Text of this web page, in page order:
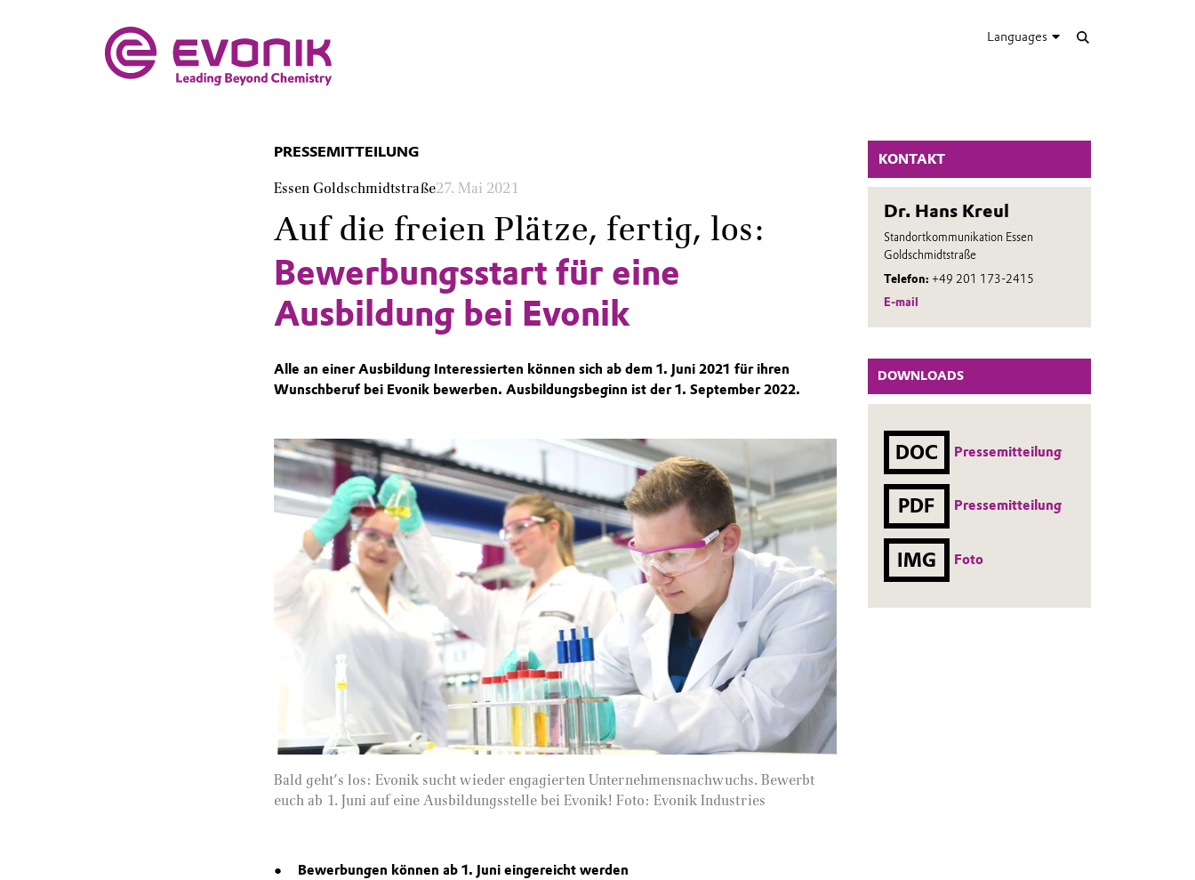
Languages
KONTAKT
Dr. Hans Kreul
Standortkommunikation Essen
Goldschmidtstraße
Telefon: +49 201 173-2415
E-mail
DOWNLOADS
DOC Pressemitteilung
PDF Pressemitteilung
IMG Foto
PRESSEMITTEILUNG
Essen Goldschmidtstraße27. Mai 2021
Auf die freien Plätze, fertig, los:
Bewerbungsstart für eine
Ausbildung bei Evonik
Alle an einer Ausbildung Interessierten können sich ab dem 1. Juni 2021 für ihren
Wunschberuf bei Evonik bewerben. Ausbildungsbeginn ist der 1. September 2022.
Bald geht’s los: Evonik sucht wieder engagierten Unternehmensnachwuchs. Bewerbt
euch ab 1. Juni auf eine Ausbildungsstelle bei Evonik! Foto: Evonik Industries
Bewerbungen können ab 1. Juni eingereicht werden